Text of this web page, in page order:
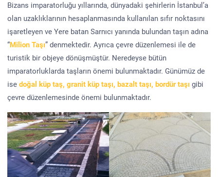
Bizans imparatorluğu yıllarında, dünyadaki şehirlerin İstanbul’a
olan uzaklıklarının hesaplanmasında kullanılan sıfır noktasını
işaretleyen ve Yere batan Sarnıcı yanında bulundan taşın adına
“Milion Taşı” denmektedir. Ayrıca çevre düzenlemesi ile de
turistik bir objeye dönüşmüştür. Neredeyse bütün
imparatorluklarda taşların önemi bulunmaktadır. Günümüz de
ise doğal küp taş, granit küp taşı, bazalt taşı, bordür taşı gibi
çevre düzenlemesinde önemi bulunmaktadır.